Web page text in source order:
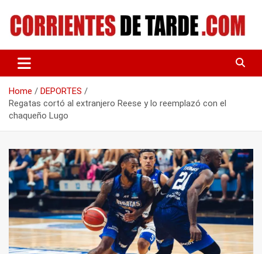
content
CORRIENTES DE TARDE
Home
DEPORTES
Regatas cortó al extranjero Reese y lo reemplazó con el
chaqueño Lugo